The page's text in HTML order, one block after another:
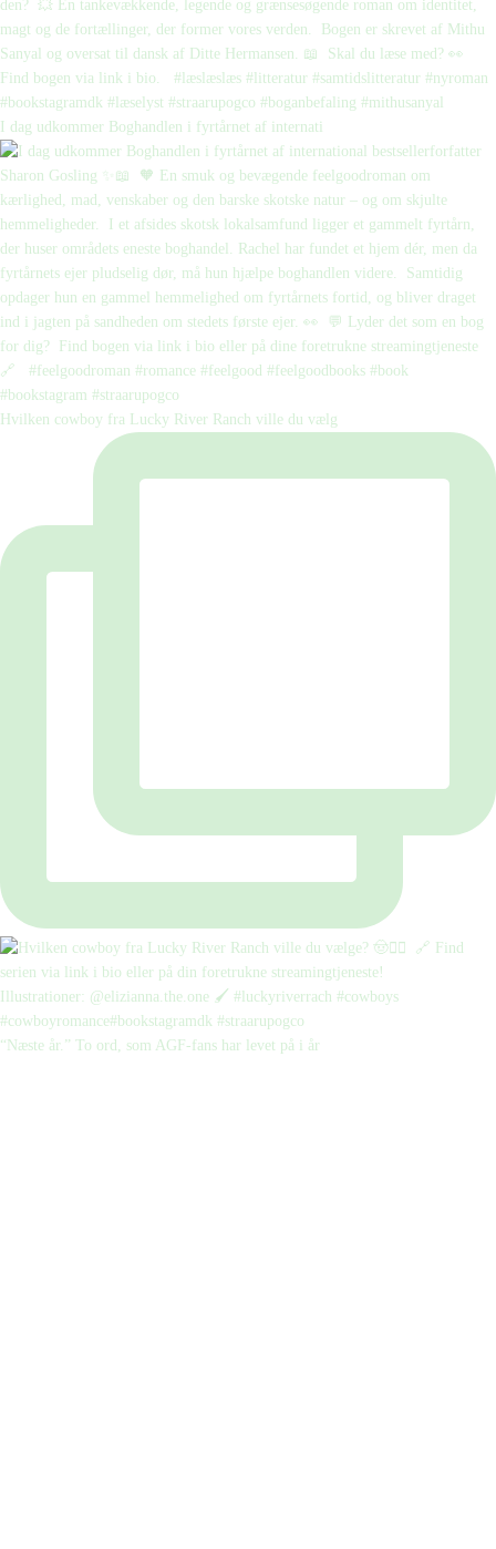
I dag udkommer Boghandlen i fyrtårnet af internati
Hvilken cowboy fra Lucky River Ranch ville du vælg
“Næste år.” To ord, som AGF-fans har levet på i år